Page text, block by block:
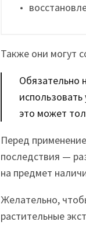
Также они могут
Обязательно
это может
Перед
последствия —
на предмет
Желательно,
растительные